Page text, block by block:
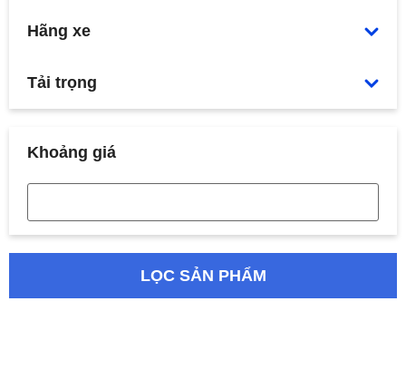
Hãng xe
Tải trọng
Khoảng giá
LỌC SẢN PHẨM